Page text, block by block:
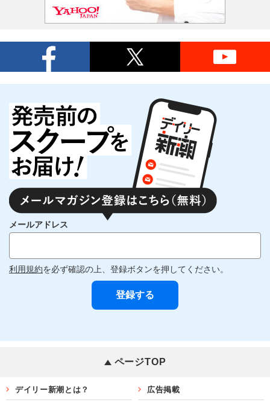
メールアドレス
利用規約を必ず確認の上、登録ボタンを押してください。
ページTOP
デイリー新潮とは？ 広告掲載